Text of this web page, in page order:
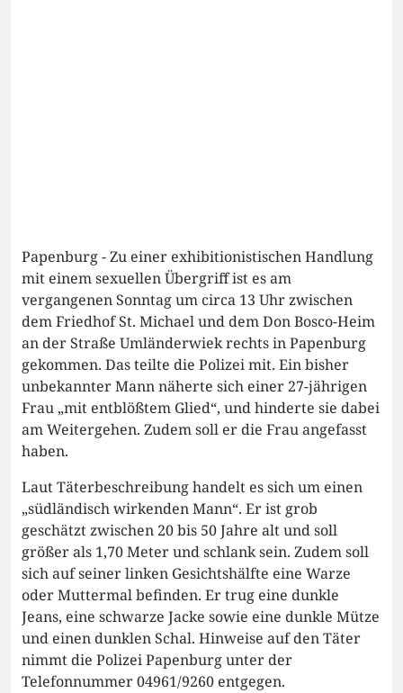
Papenburg - Zu einer exhibitionistischen Handlung
mit einem sexuellen Übergriff ist es am
vergangenen Sonntag um circa 13 Uhr zwischen
dem Friedhof St. Michael und dem Don Bosco-Heim
an der Straße Umländerwiek rechts in Papenburg
gekommen. Das teilte die Polizei mit. Ein bisher
unbekannter Mann näherte sich einer 27-jährigen
Frau „mit entblößtem Glied“, und hinderte sie dabei
am Weitergehen. Zudem soll er die Frau angefasst
haben.
Laut Täterbeschreibung handelt es sich um einen
„südländisch wirkenden Mann“. Er ist grob
geschätzt zwischen 20 bis 50 Jahre alt und soll
größer als 1,70 Meter und schlank sein. Zudem soll
sich auf seiner linken Gesichtshälfte eine Warze
oder Muttermal befinden. Er trug eine dunkle
Jeans, eine schwarze Jacke sowie eine dunkle Mütze
und einen dunklen Schal. Hinweise auf den Täter
nimmt die Polizei Papenburg unter der
Telefonnummer 04961/9260 entgegen.